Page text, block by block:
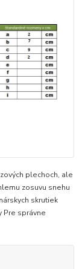
plechoch, ale
zosuvu snehu
skrutiek
Pre správne